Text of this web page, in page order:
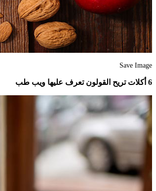
Save Image
6 أكلات تريح القولون تعرف عليها ويب طب